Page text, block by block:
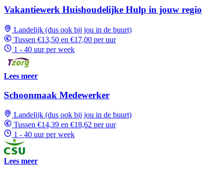
Vakantiewerk Huishoudelijke Hulp in jouw regio
Landelijk (dus ook bij jou in de buurt)
Tussen €13,50 en €17,00 per uur
1 - 40 uur per week
Lees meer
Schoonmaak Medewerker
Landelijk (dus ook bij jou in de buurt)
Tussen €14,39 en €18,62 per uur
1 - 40 uur per week
Lees meer